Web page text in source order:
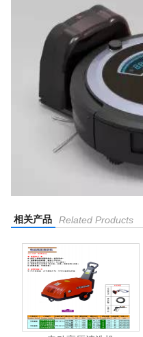
相关产品 Related Products